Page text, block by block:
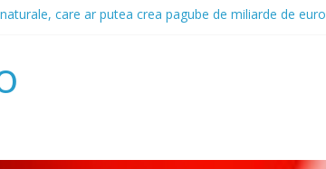
care ar putea crea pagube de miliarde de euro
din Romania, in comparatie cu alte state Europene
cu plățile